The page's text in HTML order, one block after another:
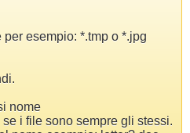
esempio: *.tmp o *.jpg
nome
i file sono sempre gli stessi.